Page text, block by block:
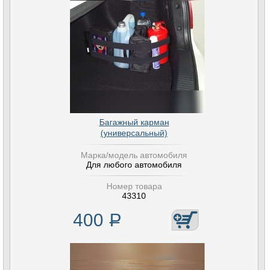
Багажный карман
(универсальный)
Марка/модель автомобиля
Для любого автомобиля
Номер товара
43310
400 Р